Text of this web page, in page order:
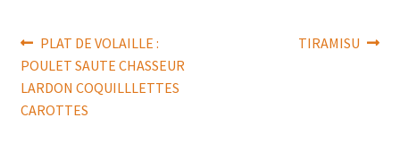
Navigation
de
l’article
Article
précédent :
PLAT DE VOLAILLE :
POULET SAUTE CHASSEUR
LARDON COQUILLLETTES
CAROTTES
Article
TIRAMISU